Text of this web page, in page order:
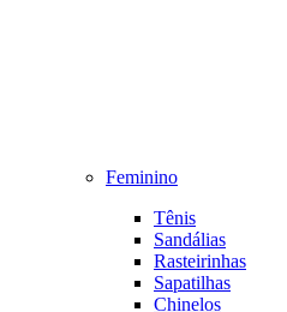
Feminino
Tênis
Sandálias
Rasteirinhas
Sapatilhas
Chinelos